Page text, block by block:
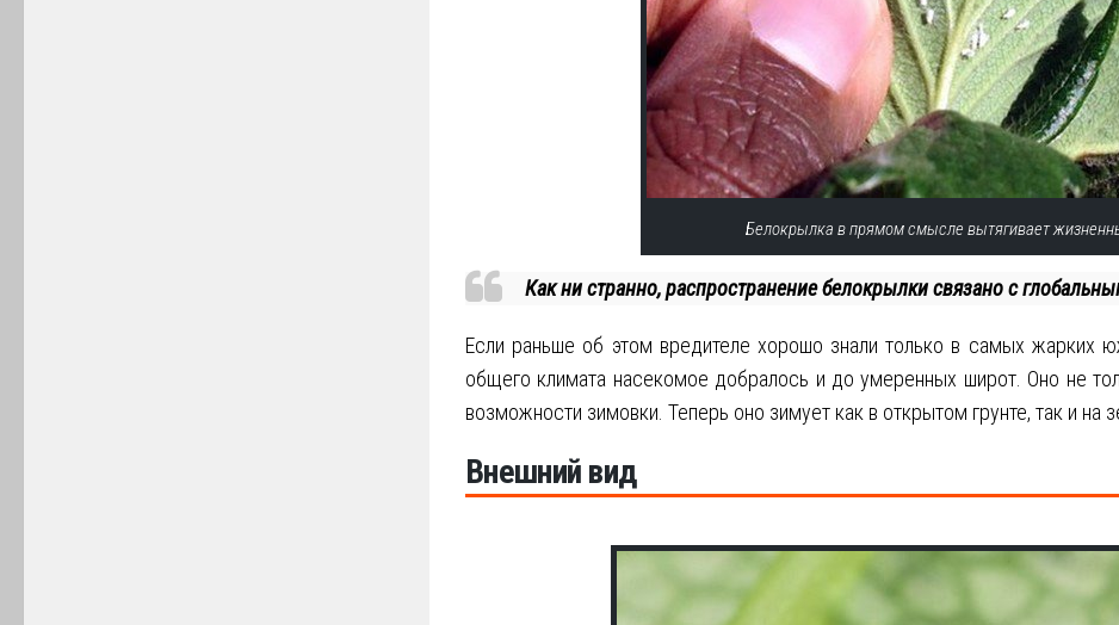
Белокрылка в прямом смысле вытягивает
Как ни странно, распространение белокрылки связано с
Если раньше об этом вредителе хорошо знали только в самых жарких
общего климата насекомое добралось и до умеренных широт. Оно не
возможности зимовки. Теперь оно зимует как в открытом грунте, так и на
Внешний вид